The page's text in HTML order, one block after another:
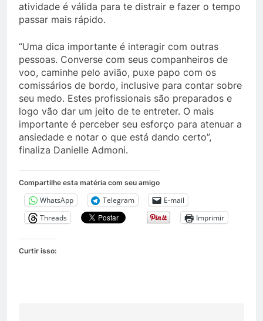
atividade é válida para te distrair e fazer o tempo
passar mais rápido.
“Uma dica importante é interagir com outras
pessoas. Converse com seus companheiros de
voo, caminhe pelo avião, puxe papo com os
comissários de bordo, inclusive para contar sobre
seu medo. Estes profissionais são preparados e
logo vão dar um jeito de te entreter. O mais
importante é perceber seu esforço para atenuar a
ansiedade e notar o que está dando certo”,
finaliza Danielle Admoni.
Compartilhe esta matéria com seu amigo
WhatsApp Telegram
E-mail
Threads
Imprimir
Curtir isso: